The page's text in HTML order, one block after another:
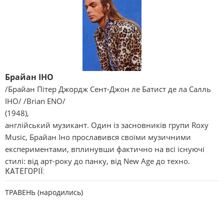
Брайан ІНО
/Брайан Пітер Джордж Сент-Джон ле Батист де ла Салль
ІНО/ /Brian ENO/
(1948),
англійський музикант. Один із засновників групи Roxy
Music, Брайан Іно прославився своїми музичними
експериментами, вплинувши фактично на всі існуючі
стилі: від арт-року до панку, від New Age до техно.
КАТЕГОРІЇ:
ТРАВЕНЬ (народились)